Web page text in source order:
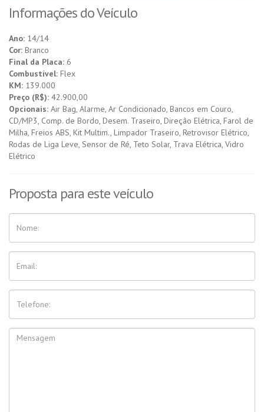
Informações do Veículo
Ano: 14/14
Cor: Branco
Final da Placa: 6
Combustível: Flex
KM: 139.000
Preço (R$): 42.900,00
Opcionais: Air Bag, Alarme, Ar Condicionado, Bancos em Couro,
CD/MP3, Comp. de Bordo, Desem. Traseiro, Direção Elétrica, Farol de
Milha, Freios ABS, Kit Multim., Limpador Traseiro, Retrovisor Elétrico,
Rodas de Liga Leve, Sensor de Ré, Teto Solar, Trava Elétrica, Vidro
Elétrico
Proposta para este veículo